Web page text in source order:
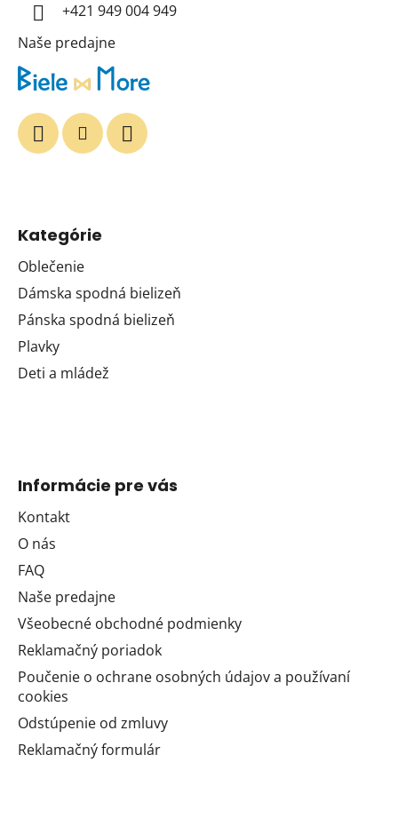
+421 949 004 949
Naše predajne
Kategórie
Oblečenie
Dámska spodná bielizeň
Pánska spodná bielizeň
Plavky
Deti a mládež
Informácie pre vás
Kontakt
O nás
FAQ
Naše predajne
Všeobecné obchodné podmienky
Reklamačný poriadok
Poučenie o ochrane osobných údajov a používaní
cookies
Odstúpenie od zmluvy
Reklamačný formulár